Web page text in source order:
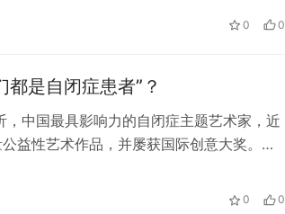
让更多人住上“绿色、低碳、智能、安全”
0 0
是自闭症患者”？
中国最具影响力的自闭症主题艺术家，近
益性艺术作品，并屡获国际创意大奖。
览完整呈现上海艺术家杨烨炘从2010年至
0 0